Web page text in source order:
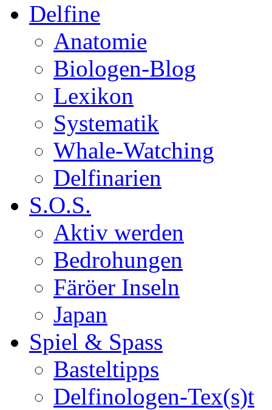
Delfine
Anatomie
Biologen-Blog
Lexikon
Systematik
Whale-Watching
Delfinarien
S.O.S.
Aktiv werden
Bedrohungen
Färöer Inseln
Japan
Spiel & Spass
Basteltipps
Delfinologen-Tex(s)t